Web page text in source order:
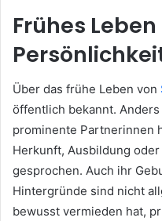
Frühes
Über das frühe Leben von
öffentlich bekannt.
prominente Partnerinnen
Herkunft, Ausbildung
gesprochen. Auch ihr
Hintergründe sind nicht
bewusst vermieden hat,